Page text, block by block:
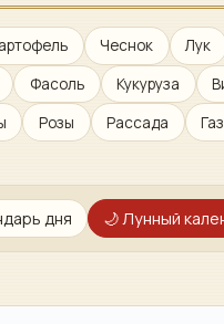
Чеснок Лук
Фасоль Кукуруза
Розы Рассада
дня 🌙Лунный